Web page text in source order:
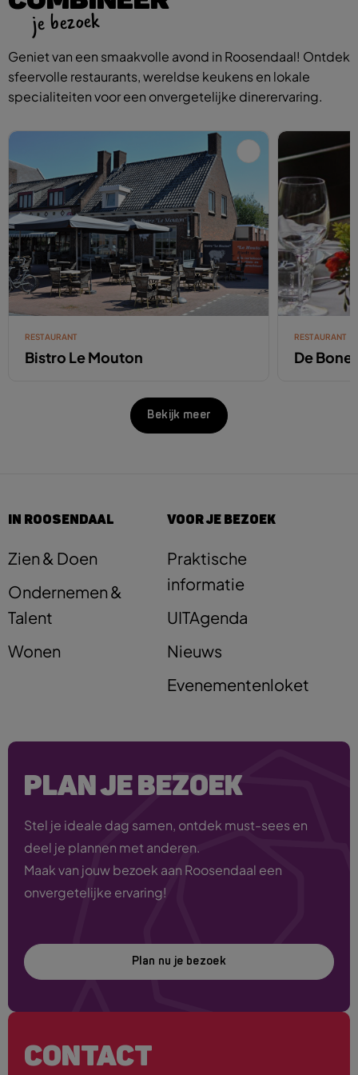
je bezoek
Geniet van een smaakvolle avond in Roosendaal! Ontdek
sfeervolle restaurants, wereldse keukens en lokale
specialiteiten voor een onvergetelijke dinerervaring.
RESTAURANT
Bistro Le Mouton
RESTAURANT
De
Bekijk meer
IN ROOSENDAAL
Zien & Doen
Ondernemen &
Talent
Wonen
VOOR JE BEZOEK
Praktische
informatie
UITAgenda
Nieuws
Evenementenloket
PLAN JE BEZOEK
Stel je ideale dag samen, ontdek must-sees en
deel je plannen met anderen.
Maak van jouw bezoek aan Roosendaal een
onvergetelijke ervaring!
Plan nu je bezoek
CONTACT